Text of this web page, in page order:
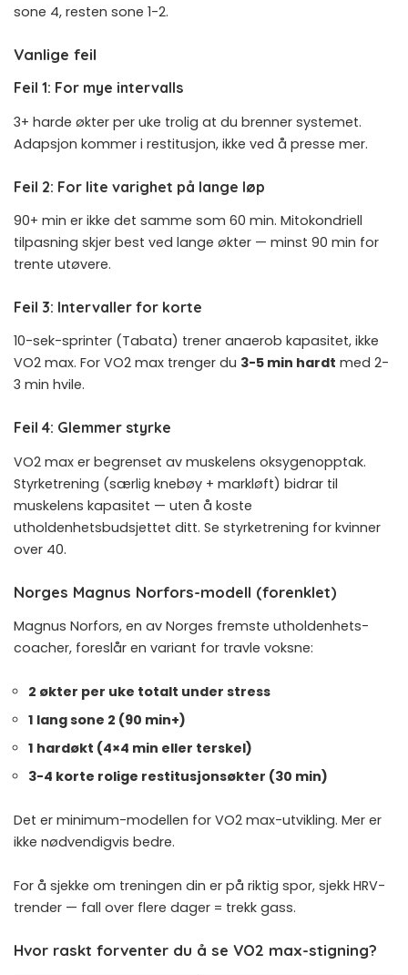
sone 4, resten sone 1-2.
Vanlige feil
Feil 1: For mye intervalls
3+ harde økter per uke trolig at du brenner systemet.
Adapsjon kommer i restitusjon, ikke ved å presse mer.
Feil 2: For lite varighet på lange løp
90+ min er ikke det samme som 60 min. Mitokondriell
tilpasning skjer best ved lange økter — minst 90 min for
trente utøvere.
Feil 3: Intervaller for korte
10-sek-sprinter (Tabata) trener anaerob kapasitet, ikke
VO2 max. For VO2 max trenger du 3-5 min hardt med 2-
3 min hvile.
Feil 4: Glemmer styrke
VO2 max er begrenset av muskelens oksygenopptak.
Styrketrening (særlig knebøy + markløft) bidrar til
muskelens kapasitet — uten å koste
utholdenhetsbudsjettet ditt. Se styrketrening for kvinner
over 40.
Norges Magnus Norfors-modell (forenklet)
Magnus Norfors, en av Norges fremste utholdenhets-
coacher, foreslår en variant for travle voksne:
2 økter per uke totalt under stress
1 lang sone 2 (90 min+)
1 hardøkt (4×4 min eller terskel)
3-4 korte rolige restitusjonsøkter (30 min)
Det er minimum-modellen for VO2 max-utvikling. Mer er
ikke nødvendigvis bedre.
For å sjekke om treningen din er på riktig spor, sjekk HRV-
trender — fall over flere dager = trekk gass.
Hvor raskt forventer du å se VO2 max-stigning?